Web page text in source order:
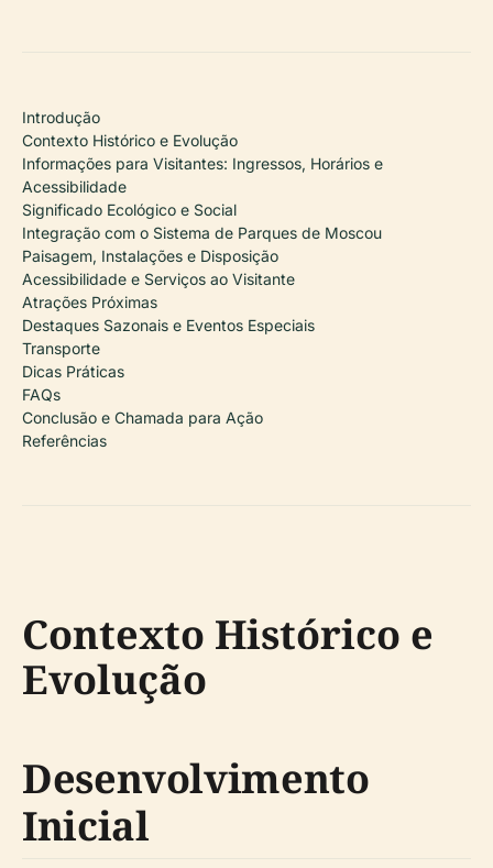
Introdução
Contexto Histórico e Evolução
Informações para Visitantes: Ingressos, Horários e
Acessibilidade
Significado Ecológico e Social
Integração com o Sistema de Parques de Moscou
Paisagem, Instalações e Disposição
Acessibilidade e Serviços ao Visitante
Atrações Próximas
Destaques Sazonais e Eventos Especiais
Transporte
Dicas Práticas
FAQs
Conclusão e Chamada para Ação
Referências
Contexto Histórico e
Evolução
Desenvolvimento
Inicial